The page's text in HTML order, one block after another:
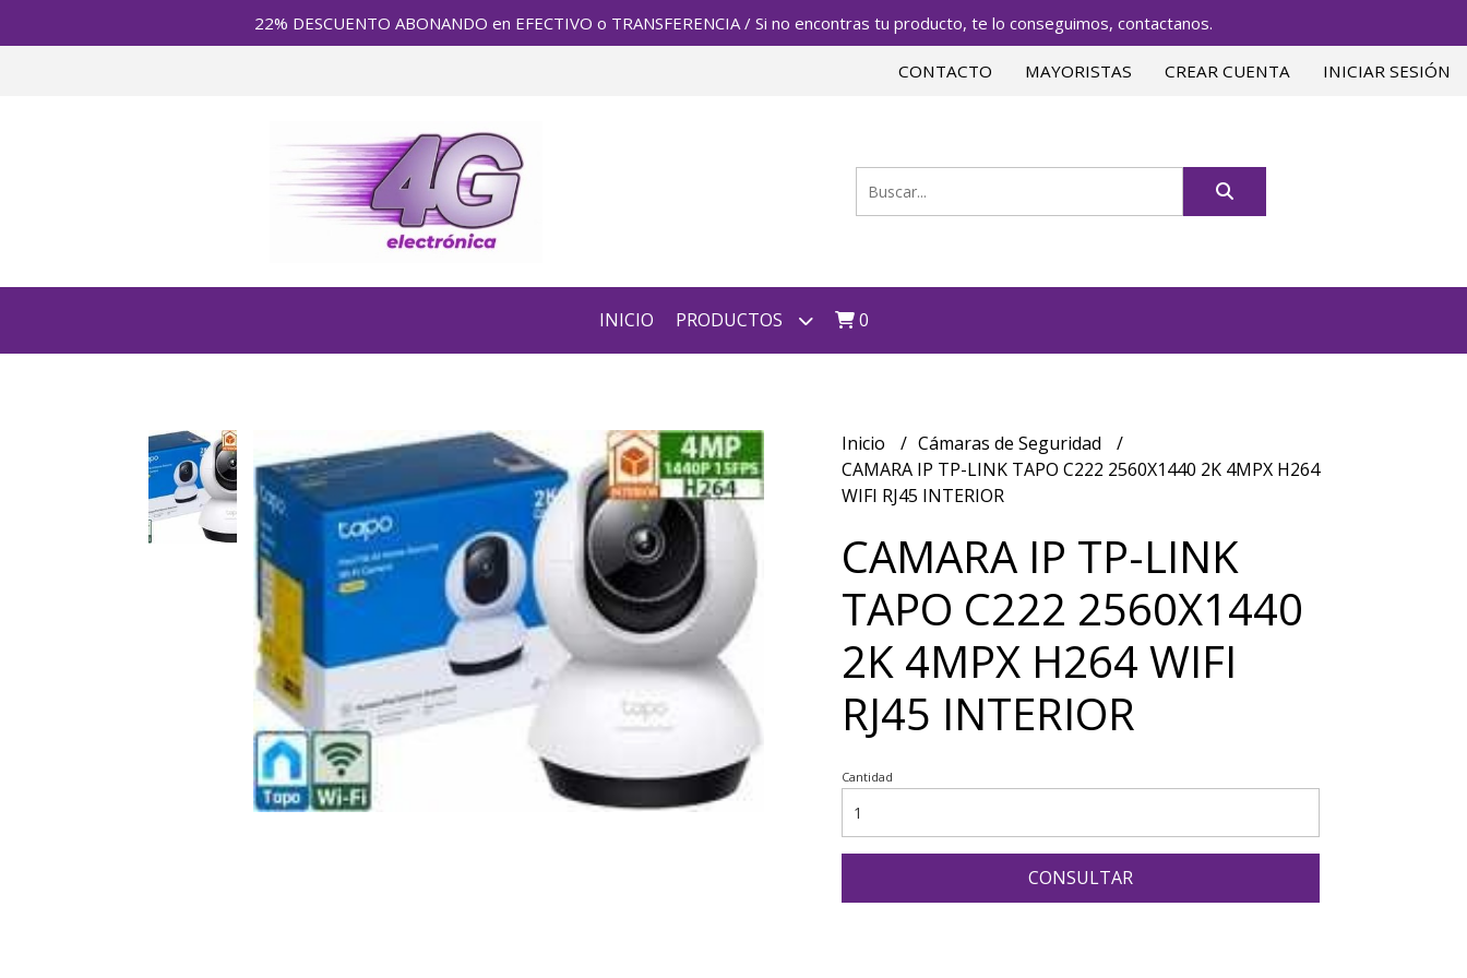
22% DESCUENTO ABONANDO en EFECTIVO o TRANSFERENCIA / Si no encontras tu producto, te lo conseguimos, contactanos.
CONTACTO MAYORISTAS CREAR CUENTA INICIAR SESIÓN
INICIO PRODUCTOS 0
Inicio
Cámaras de Seguridad
CAMARA IP TP-LINK TAPO C222 2560X1440 2K 4MPX H264
WIFI RJ45 INTERIOR
CAMARA IP TP-LINK
TAPO C222 2560X1440
2K 4MPX H264 WIFI
RJ45 INTERIOR
Cantidad
CONSULTAR